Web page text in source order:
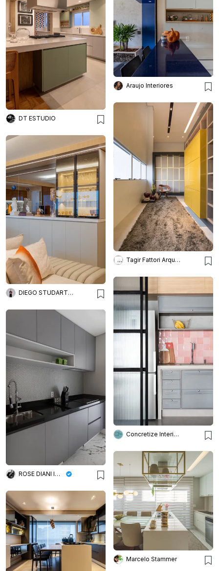
DT ESTUDIO
Araujo Interiores
Tagir Fattori Arquitetura
DIEGO STUDART ARQUITETURA
Concretize Interiores
ROSE DIANI INTERIORES
Marcelo Stammer